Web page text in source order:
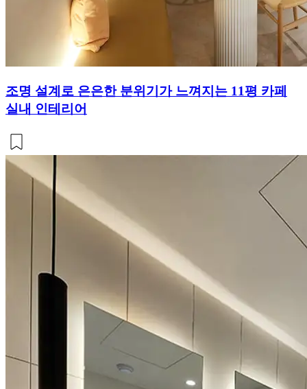
조명 설계로 은은한 분위기가 느껴지는 11평 카페
실내 인테리어